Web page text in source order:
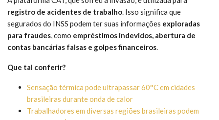
registro de acidentes de trabalho. Isso significa que
segurados do INSS podem ter suas informações exploradas
para fraudes, como empréstimos indevidos, abertura de
contas bancárias falsas e golpes financeiros.
Que tal conferir?
Sensação térmica pode ultrapassar 60°C em cidades
brasileiras durante onda de calor
Trabalhadores em diversas regiões brasileiras podem